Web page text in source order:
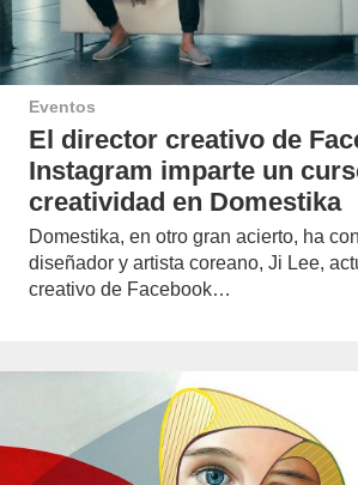
Eventos
El director creativo de
Instagram imparte un
creatividad en Domestika
Domestika, en otro gran acierto, ha
diseñador y artista coreano, Ji Lee,
creativo de Facebook…